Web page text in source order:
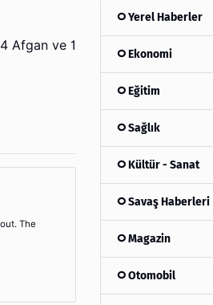
Afgan ve 1
The
Yerel Haberler
Ekonomi
Eğitim
Sağlık
Kültür - Sanat
Savaş Haberleri
Magazin
Otomobil